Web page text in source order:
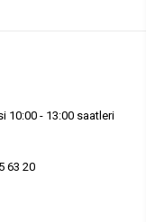
10:00 - 13:00 saatleri
63 20